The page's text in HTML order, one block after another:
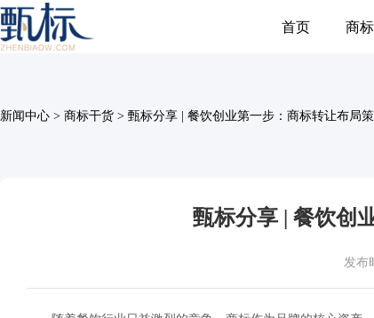
首页 商
新闻中心 > 商标干货 > 甄标分享 | 餐饮创业第一步：商标转让布局
甄标分享 | 餐饮创
发布